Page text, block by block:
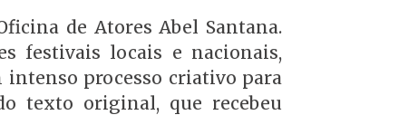
de Atores Abel Santana.
festivais locais e nacionais,
intenso processo criativo para
texto original, que recebeu